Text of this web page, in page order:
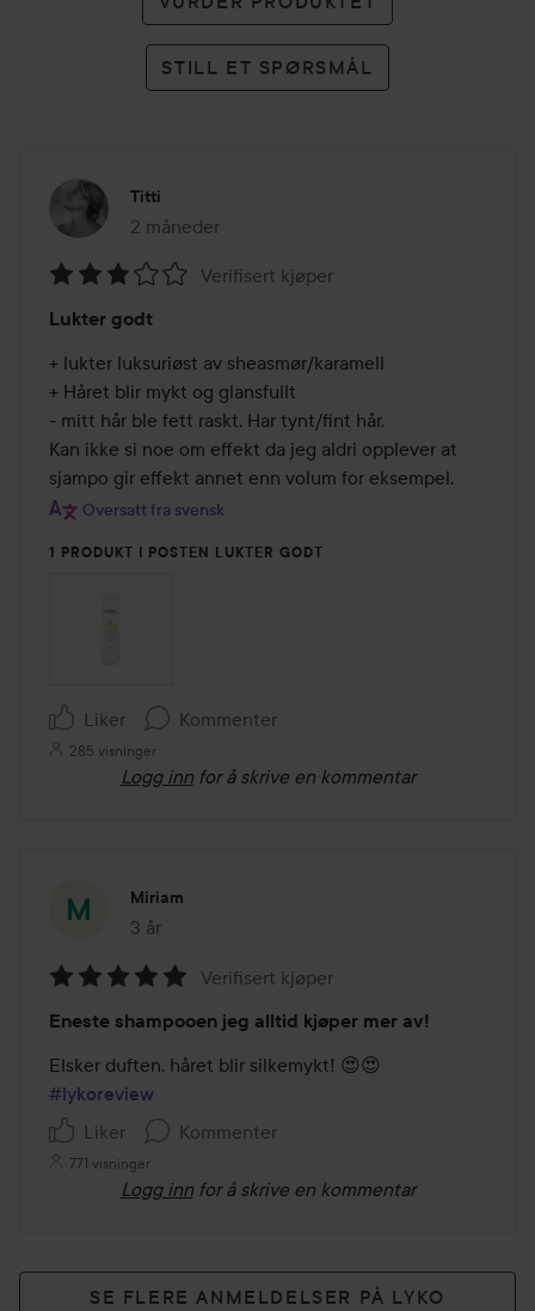
STILL ET SPØRSMÅL
Titti
2 måneder
Innlegget ble opprettet 2 måneder
3
av
5
Verifisert kjøper
Lukter godt
+ lukter luksuriøst av sheasmør/karamell
+ Håret blir mykt og glansfullt
- mitt hår ble fett raskt. Har tynt/fint hår.
Kan ikke si noe om effekt da jeg aldri opplever at
sjampo gir effekt annet enn volum for eksempel.
Oversatt fra svensk
1 PRODUKT I POSTEN LUKTER GODT
Liker Kommenter
285 visninger
Logg inn for å skrive en kommentar
Miriam
3 år
Innlegget ble opprettet 3 år
5
av
5
Verifisert kjøper
Eneste shampooen jeg alltid kjøper mer av!
#lykoreview
Liker
Kommenter
771 visninger
Logg inn for å skrive en kommentar
SE FLERE ANMELDELSER PÅ LYKO